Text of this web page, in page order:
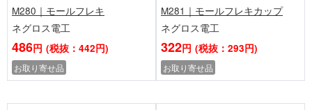
M280｜モールフレキ
ネグロス電工
486円 (税抜：442円)
お取り寄せ品
M281｜モールフレキカップ
ネグロス電工
322円 (税抜：293円)
お取り寄せ品